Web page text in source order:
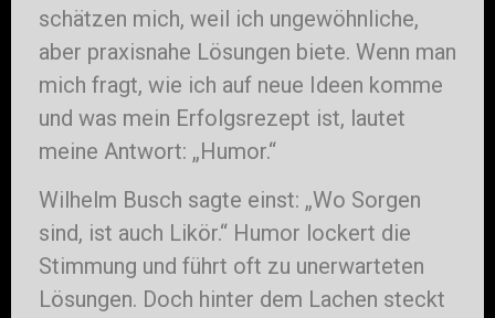
schätzen mich, weil ich ungewöhnliche,
aber praxisnahe Lösungen biete. Wenn man
mich fragt, wie ich auf neue Ideen komme
und was mein Erfolgsrezept ist, lautet
meine Antwort: „Humor.“
Wilhelm Busch sagte einst: „Wo Sorgen
sind, ist auch Likör.“ Humor lockert die
Stimmung und führt oft zu unerwarteten
Lösungen. Doch hinter dem Lachen steckt